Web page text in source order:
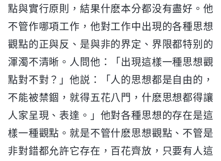
點與實行原則，結果什麽本分都没有盡好。他
不管作哪項工作，他對工作中出現的各種思想
觀點的正與反、是與非的界定、界限都特别的
渾濁不清晰。人問他：「出現這樣一種思想觀
點對不對？」他説：「人的思想都是自由的，
不能被禁錮，就得五花八門，什麽思想都得讓
人家呈現、表達。」他對各種思想的存在是這
樣一種觀點。就是不管什麽思想觀點、不管是
非對錯都允許它存在，百花齊放，只要有人這